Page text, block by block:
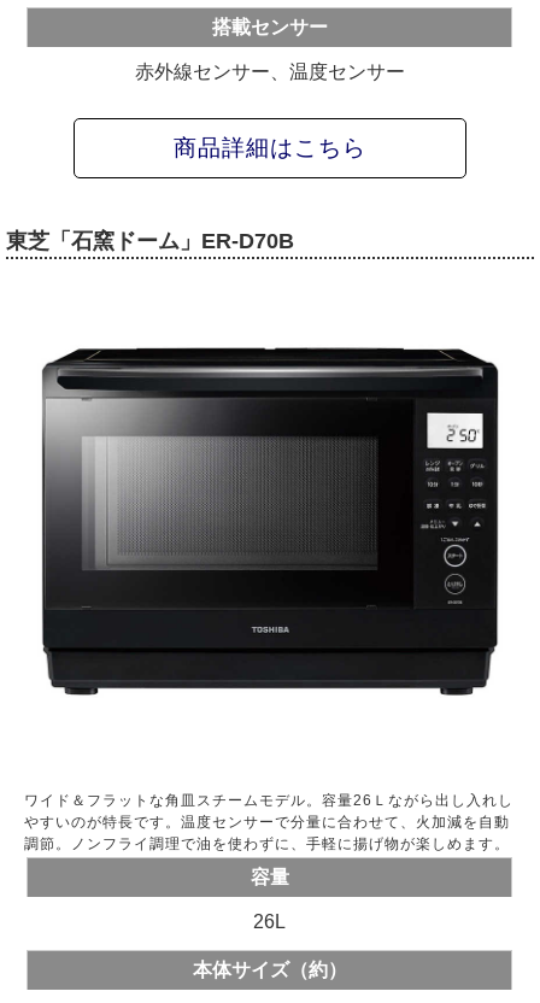
搭載センサー
赤外線センサー、温度センサー
商品詳細はこちら
東芝「石窯ドーム」ER-D70B
ワイド＆フラットな角皿スチームモデル。容量26Ｌながら出し入れし
やすいのが特長です。温度センサーで分量に合わせて、火加減を自動
調節。ノンフライ調理で油を使わずに、手軽に揚げ物が楽しめます。
容量
26L
本体サイズ（約）